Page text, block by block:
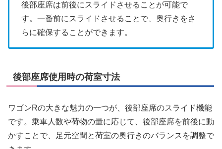
後部座席は前後にスライドさせることが可能で
す。一番前にスライドさせることで、奥行きをさ
らに確保することができます。
後部座席使用時の荷室寸法
ワゴンRの大きな魅力の一つが、後部座席のスライド機能
です。乗車人数や荷物の量に応じて、後部座席を前後に動
かすことで、足元空間と荷室の奥行きのバランスを調整で